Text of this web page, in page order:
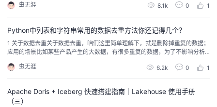
播
活
动
的
关
注
我
的
开
我
的
Programs
我
主要针对某产品全年销量数据，绘制各种不同样式的图表，以不同样式展示数
据；学习本文建议对Python的matplotlib第三库有一定的了解。 Matplotlib说明
虫无涯 8.1k 0 1
Python中列表和字符串常用的数据去重方法你还记得几个？
1 关于数据去重关于数据去重，咱们这里简单理解下，就是删除掉重复的数据；
应用的场景比如某些产品产生的大数据，有很多重复的数据，为了不影响分析
等。 2 字符串去重 2.1 for方法基本思路是for循环先遍历字符串；遍历的字符要
是没在结果字符串中，就添加到结果字符串即可。代码如下：import unittestcl
虫无涯 6.2k 0 1
Apache Doris + Iceberg 快速搭建指南｜Lakehouse 使用手册
（三）